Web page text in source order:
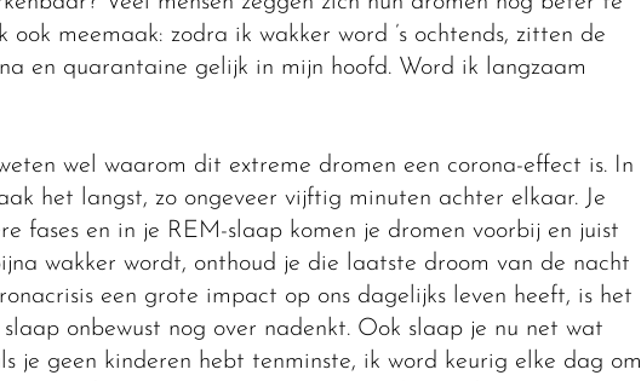
ook meemaak: zodra ik wakker word ’s ochtends, zitten de
en quarantaine gelijk in mijn hoofd. Word ik langzaam
wel waarom dit extreme dromen een corona-effect is. In
het langst, zo ongeveer vijftig minuten achter elkaar. Je
fases en in je REM-slaap komen je dromen voorbij en juist
wakker wordt, onthoud je die laatste droom van de nacht
een grote impact op ons dagelijks leven heeft, is het
onbewust nog over nadenkt. Ook slaap je nu net wat
je geen kinderen hebt tenminste, ik word keurig elke dag om